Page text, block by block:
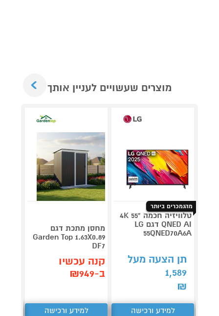
מוצרים שעשויים לעניין אותך
מהנמכרים ביותר
טלוויזיה חכמה "55 4K
QNED AI דגם LG
55QNED70A6A
תן הצעה מעל
1,589
₪
למידע ורכישה
מחסן מתכת דגם
Garden Top 1.63X0.89
DF7
קנה עכשיו
ב-₪949
למידע ורכישה